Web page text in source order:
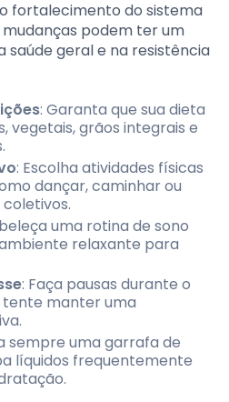
fortalecimento do sistema
podem ter um
saúde geral e na resistência
: Garanta que sua dieta
vegetais, grãos integrais e
: Escolha atividades físicas
dançar, caminhar ou
uma rotina de sono
relaxante para
: Faça pausas durante o
manter uma
sempre uma garrafa de
líquidos frequentemente